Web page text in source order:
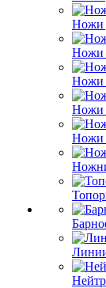
Ножи
Ножи
Ножи
Ножи
Ножи